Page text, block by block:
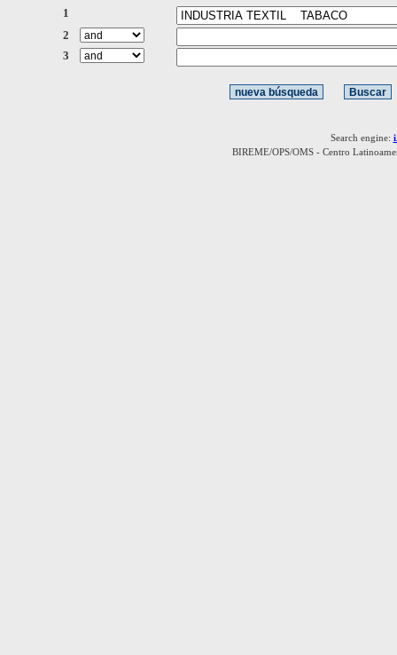
1
2
3
Search engine:
BIREME/OPS/OMS - Centro